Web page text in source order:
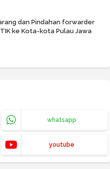
dan Pindahan forwarder
ke Kota-kota Pulau Jawa
whatsapp
youtube